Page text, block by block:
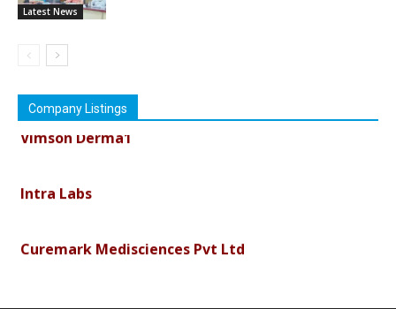
Latest News
Company Listings
Intra Labs
Curemark Medisciences Pvt Ltd